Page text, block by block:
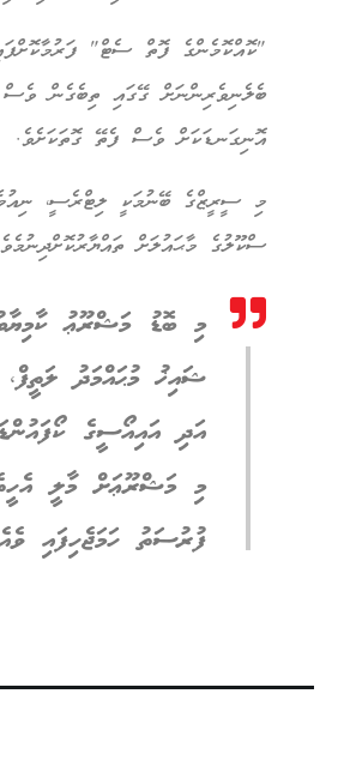
"ކޮއްކޮމެންގެ ފޮތް ސެޓް"
ބެލެނިވެރިންނަށް ގޭގައި ތިބެގެން
އޮނިގަނޑަކަށް ވެސް ފެތޭ ގޮތަކަށެވެ.
މި ސީރީޒްގެ ބޭނުމަކީ ލިޓްރެސީ،
ސްކޫލުގެ މާޙައުލަށް
މި ބޮޑު މަޝްރޫޢު
ޝައިޚު މުޙައްމަދު
އަދި އައިއޯސީގެ
މި މަޝްރޫޢަށް މާލީ
ފުރުސަތު ހަމަޖެހިފައި